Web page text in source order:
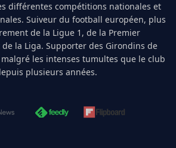
différentes compétitions nationales et
Suiveur du football européen, plus
de la Ligue 1, de la Premier
de la Liga. Supporter des Girondins de
malgré les intenses tumultes que le club
plusieurs années.